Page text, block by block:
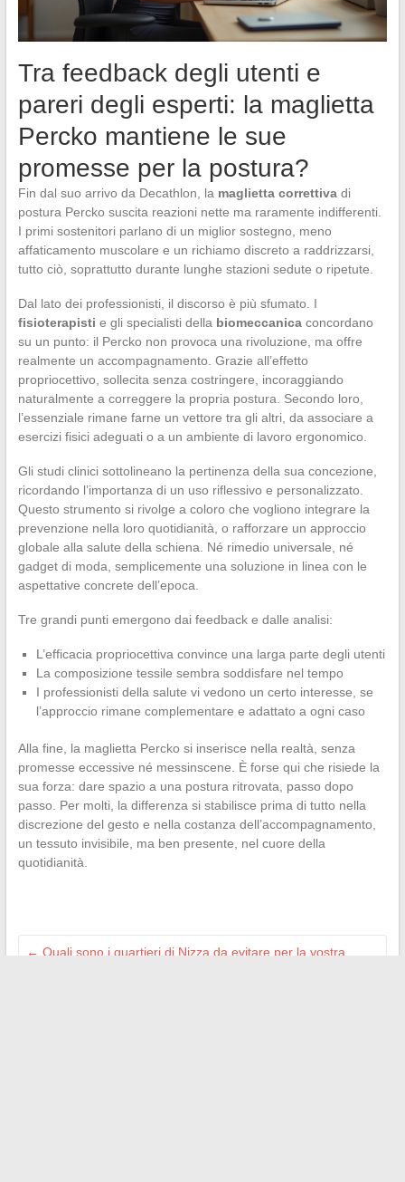
Tra feedback degli utenti e
pareri degli esperti: la maglietta
Percko mantiene le sue
promesse per la postura?
Fin dal suo arrivo da Decathlon, la maglietta correttivadi
postura Percko suscita reazioni nette ma raramente indifferenti.
I primi sostenitori parlano di un miglior sostegno, meno
affaticamento muscolare e un richiamo discreto a raddrizzarsi,
tutto ciò, soprattutto durante lunghe stazioni sedute o ripetute.
Dal lato dei professionisti, il discorso è più sfumato. I
fisioterapisti e gli specialisti della biomeccanicaconcordano
su un punto: il Percko non provoca una rivoluzione, ma offre
realmente un accompagnamento. Grazie all’effetto
propriocettivo, sollecita senza costringere, incoraggiando
naturalmente a correggere la propria postura. Secondo loro,
l’essenziale rimane farne un vettore tra gli altri, da associare a
esercizi fisici adeguati o a un ambiente di lavoro ergonomico.
Gli studi clinici sottolineano la pertinenza della sua concezione,
ricordando l’importanza di un uso riflessivo e personalizzato.
Questo strumento si rivolge a coloro che vogliono integrare la
prevenzione nella loro quotidianità, o rafforzare un approccio
globale alla salute della schiena. Né rimedio universale, né
gadget di moda, semplicemente una soluzione in linea con le
aspettative concrete dell’epoca.
Tre grandi punti emergono dai feedback e dalle analisi:
L’efficacia propriocettiva convince una larga parte degli utenti
La composizione tessile sembra soddisfare nel tempo
I professionisti della salute vi vedono un certo interesse, se
l’approccio rimane complementare e adattato a ogni caso
Alla fine, la maglietta Percko si inserisce nella realtà, senza
promesse eccessive né messinscene. È forse qui che risiede la
sua forza: dare spazio a una postura ritrovata, passo dopo
passo. Per molti, la differenza si stabilisce prima di tutto nella
discrezione del gesto e nella costanza dell’accompagnamento,
un tessuto invisibile, ma ben presente, nel cuore della
quotidianità.
← Quali sono i quartieri di Nizza da evitare per la vostra